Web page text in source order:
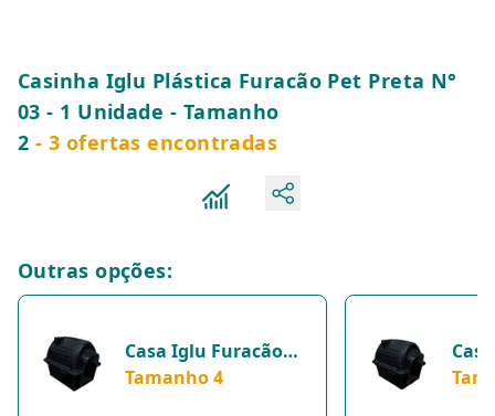
Casinha Iglu Plástica Furacão Pet Preta N°
03 - 1 Unidade - Tamanho
2 - 3 ofertas encontradas
Outras opções:
Casa Iglu Furacão
Pet Preta Para
Tamanho 4
Pet